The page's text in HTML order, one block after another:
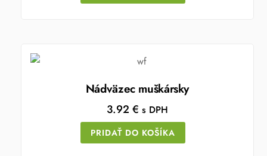
Nádväzec muškársky
3.92 € s DPH
PRIDAŤ DO KOŠÍKA